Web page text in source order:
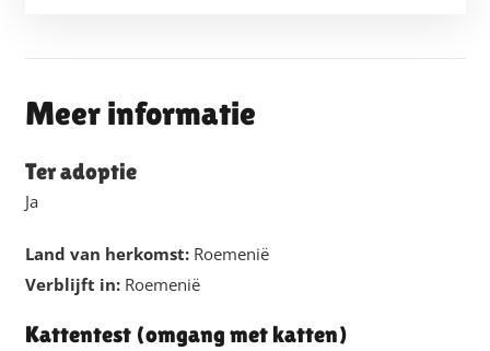
Meer informatie
Ter adoptie
Ja
Land van herkomst: Roemenië
Verblijft in: Roemenië
Kattentest (omgang met katten)